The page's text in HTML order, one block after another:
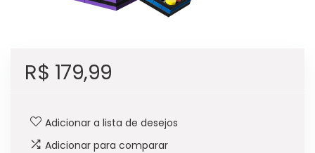
R$ 179,99
Adicionar a lista de desejos
Adicionar para comparar